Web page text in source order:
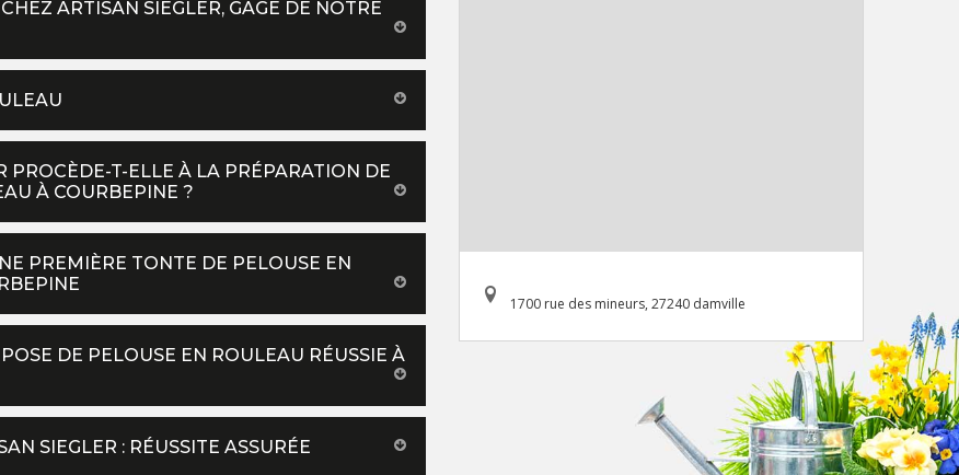
ARTISAN SIEGLER, GAGE DE NOTRE
PROCÈDE-T-ELLE À LA PRÉPARATION DE
À COURBEPINE ?
PREMIÈRE TONTE DE PELOUSE EN
DE PELOUSE EN ROULEAU RÉUSSIE À
SIEGLER : RÉUSSITE ASSURÉE
1700 rue des mineurs, 27240 damville